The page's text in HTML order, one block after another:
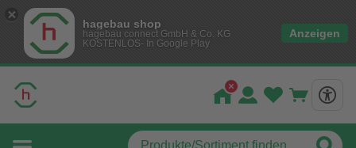
hagebau shop
hagebau connect GmbH & Co. KG
KOSTENLOS- In Google Play
Anzeigen